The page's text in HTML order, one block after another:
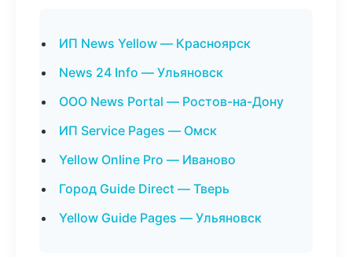
ИП News Yellow — Красноярск
News 24 Info — Ульяновск
ООО News Portal — Ростов-на-Дону
ИП Service Pages — Омск
Yellow Online Pro — Иваново
Город Guide Direct — Тверь
Yellow Guide Pages — Ульяновск